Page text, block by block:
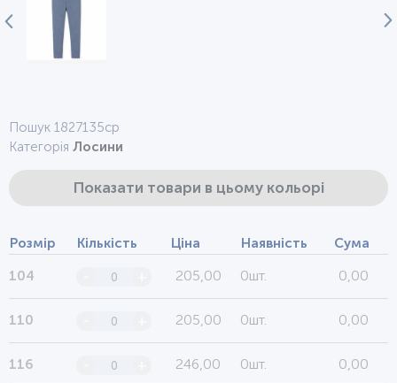
Пошук 1827135ср
Категорія Лосини
Показати товари в цьому кольорі
Розмір Кількість Ціна Наявність Сума
104 205,00 0шт. 0,00
110 205,00 0шт. 0,00
116 246,00 0шт. 0,00